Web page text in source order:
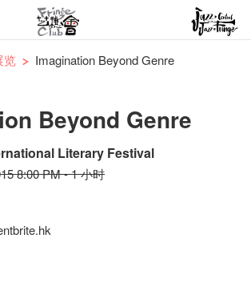
览
Imagination Beyond Genre
Beyond Genre
Literary Festival
8:00 PM - 1 小时